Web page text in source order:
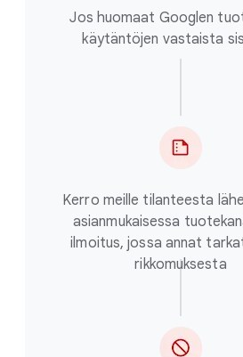
Jos huomaat Googlen
käytäntöjen vastaista
Kerro meille tilanteesta
asianmukaisessa
ilmoitus, jossa annat
rikkomuksesta